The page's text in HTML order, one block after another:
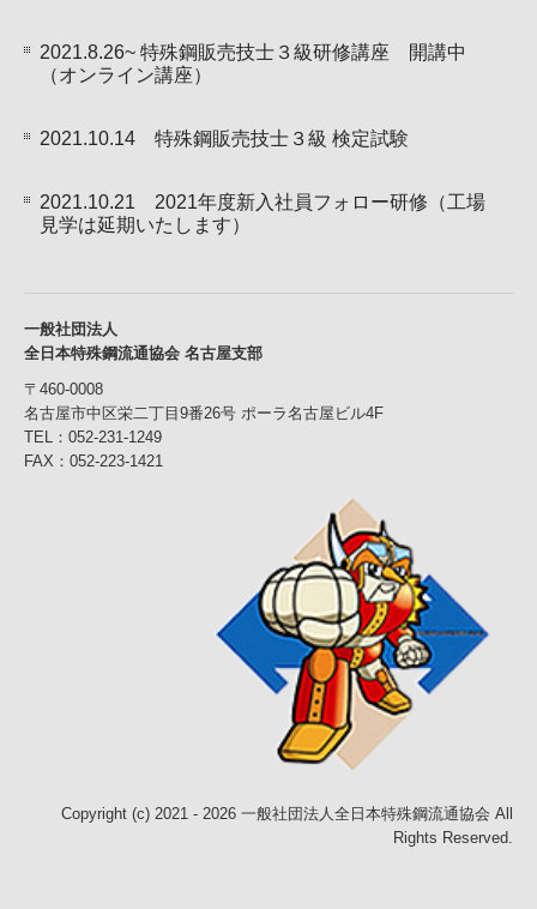
2021.8.26~ 特殊鋼販売技士３級研修講座 開講中
（オンライン講座）
2021.10.14 特殊鋼販売技士３級 検定試験
2021.10.21 2021年度新入社員フォロー研修（工場
見学は延期いたします）
一般社団法人
全日本特殊鋼流通協会 名古屋支部
〒460-0008
名古屋市中区栄二丁目9番26号 ポーラ名古屋ビル4F
TEL： 052-231-1249
FAX：052-223-1421
Copyright (c) 2021 - 2026 一般社団法人全日本特殊鋼流通協会 All
Rights Reserved.